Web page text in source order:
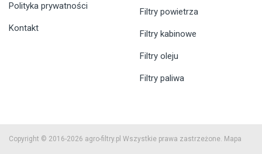
Polityka prywatności
Kontakt
Filtry powietrza
Filtry kabinowe
Filtry oleju
Filtry paliwa
Copyright © 2016-2026 agro-filtry.pl Wszystkie prawa zastrzeżone. Mapa